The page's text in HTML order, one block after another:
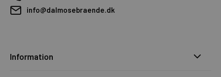
info@dalmosebraende.dk
Information